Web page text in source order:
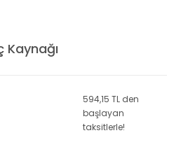
Kaynağı
594,15 TL den
başlayan
taksitlerle!